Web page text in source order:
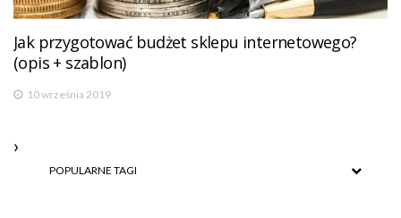
Jak przygotować budżet sklepu internetowego?
(opis + szablon)
10 września 2019
POPULARNE TAGI